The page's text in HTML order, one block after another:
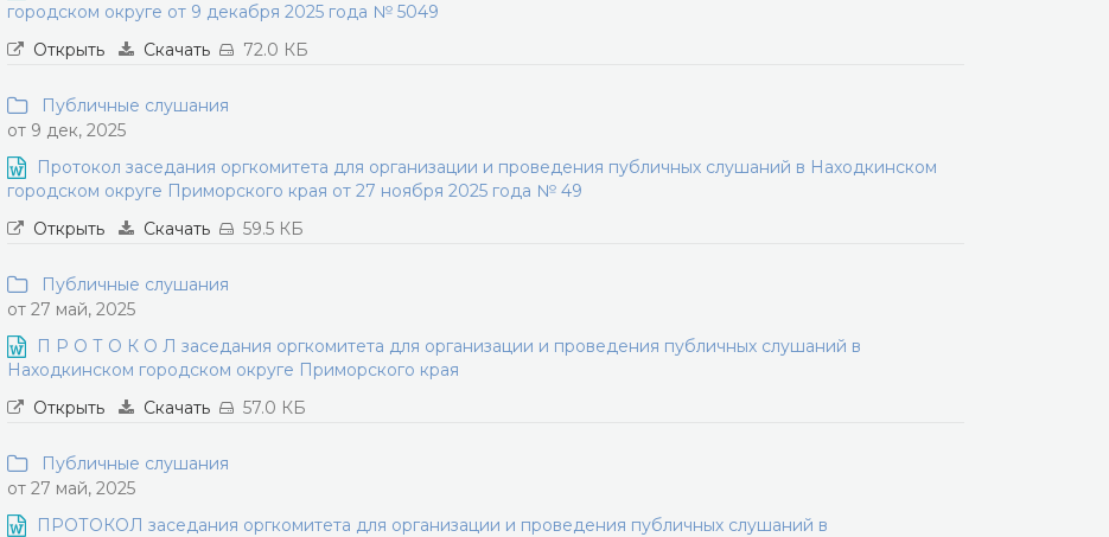
городском округе от 9 декабря 2025 года № 5049
Открыть
Скачать 72.0 КБ
Публичные слушания
от 9 дек, 2025
Протокол заседания оргкомитета для организации и проведения публичных слушаний в Находкинском
городском округе Приморского края от 27 ноября 2025 года № 49
Открыть
Скачать 59.5 КБ
Публичные слушания
от 27 май, 2025
П Р О Т О К О Л заседания оргкомитета для организации и проведения публичных слушаний в
Находкинском городском округе Приморского края
Открыть
Скачать 57.0 КБ
Публичные слушания
от 27 май, 2025
ПРОТОКОЛ заседания оргкомитета для организации и проведения публичных слушаний в